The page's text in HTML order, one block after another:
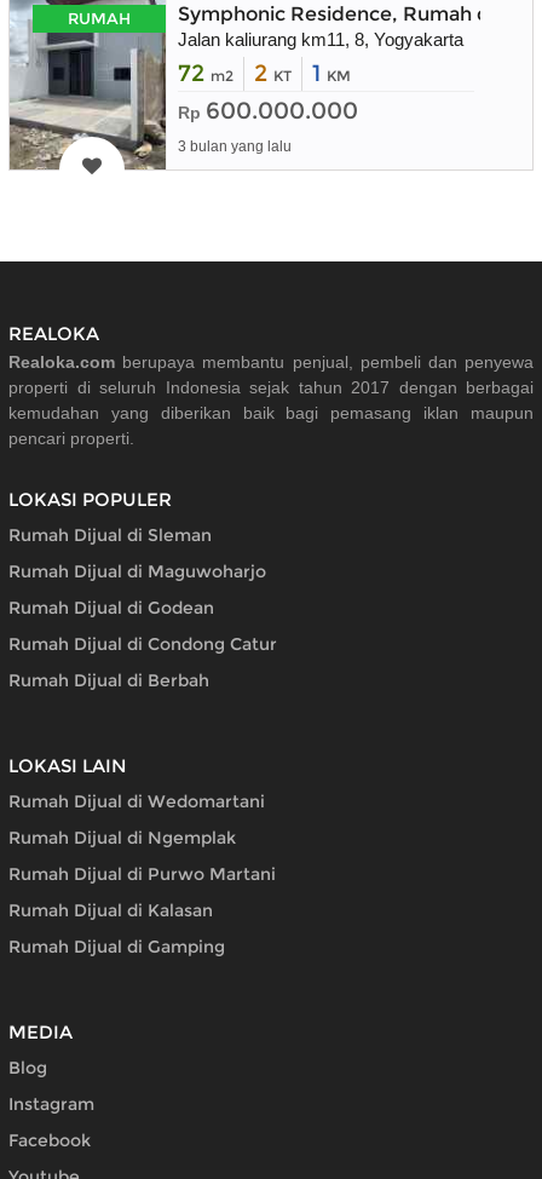
RUMAH Symphonic Residence, Rumah dekat
Jalan kaliurang km11, 8, Yogyakarta
72 m2 2 KT 1 KM
Rp 600.000.000
3 bulan yang lalu
REALOKA
Realoka.com berupaya membantu penjual, pembeli dan penyewa
properti di seluruh Indonesia sejak tahun 2017 dengan berbagai
kemudahan yang diberikan baik bagi pemasang iklan maupun
pencari properti.
LOKASI POPULER
Rumah Dijual di Sleman
Rumah Dijual di Maguwoharjo
Rumah Dijual di Godean
Rumah Dijual di Condong Catur
Rumah Dijual di Berbah
LOKASI LAIN
Rumah Dijual di Wedomartani
Rumah Dijual di Ngemplak
Rumah Dijual di Purwo Martani
Rumah Dijual di Kalasan
Rumah Dijual di Gamping
MEDIA
Blog
Instagram
Facebook